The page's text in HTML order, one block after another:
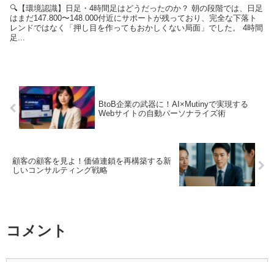
🔍【環境認識】日足・4時間足はどうだったのか？ 朝の段階では、日足
はまだ147.800〜148.000付近にサポートが残っており、完全な下落ト
レンドではなく「押し目を作ってもおかしくない局面」でした。 4時間
足...
BtoB企業の武器に！AI×Mutinyで実現する
Webサイトの自動パーソナライズ術
顧客の顧客を見よ！価値連鎖を再構築する新
しいコンサルティング戦略
コメント